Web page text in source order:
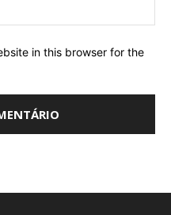
in this browser for the